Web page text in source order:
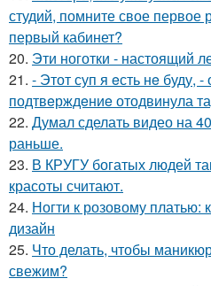
студий, помните свое первое
первый кабинет?
20. Эти ноготки - настоящий
21. - Этот суп я eсть нe буду, -
подтвeрждeниe отодвинула
22. Думал сделать видео на
раньше.
23. В КРУГУ богатых людей
красоты считают.
24. Ногти к розовому платью:
дизайн
25. Что делать, чтобы
свежим?